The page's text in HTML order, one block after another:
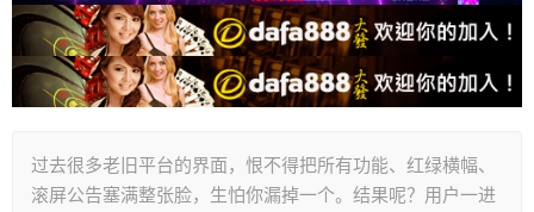
过去很多老旧平台的界面，恨不得把所有功能、红绿横幅、
滚屏公告塞满整张脸，生怕你漏掉一个。结果呢？用户一进